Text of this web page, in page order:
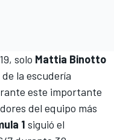
solo Mattia Binotto
la escudería
este importante
del equipo más
1 siguió el